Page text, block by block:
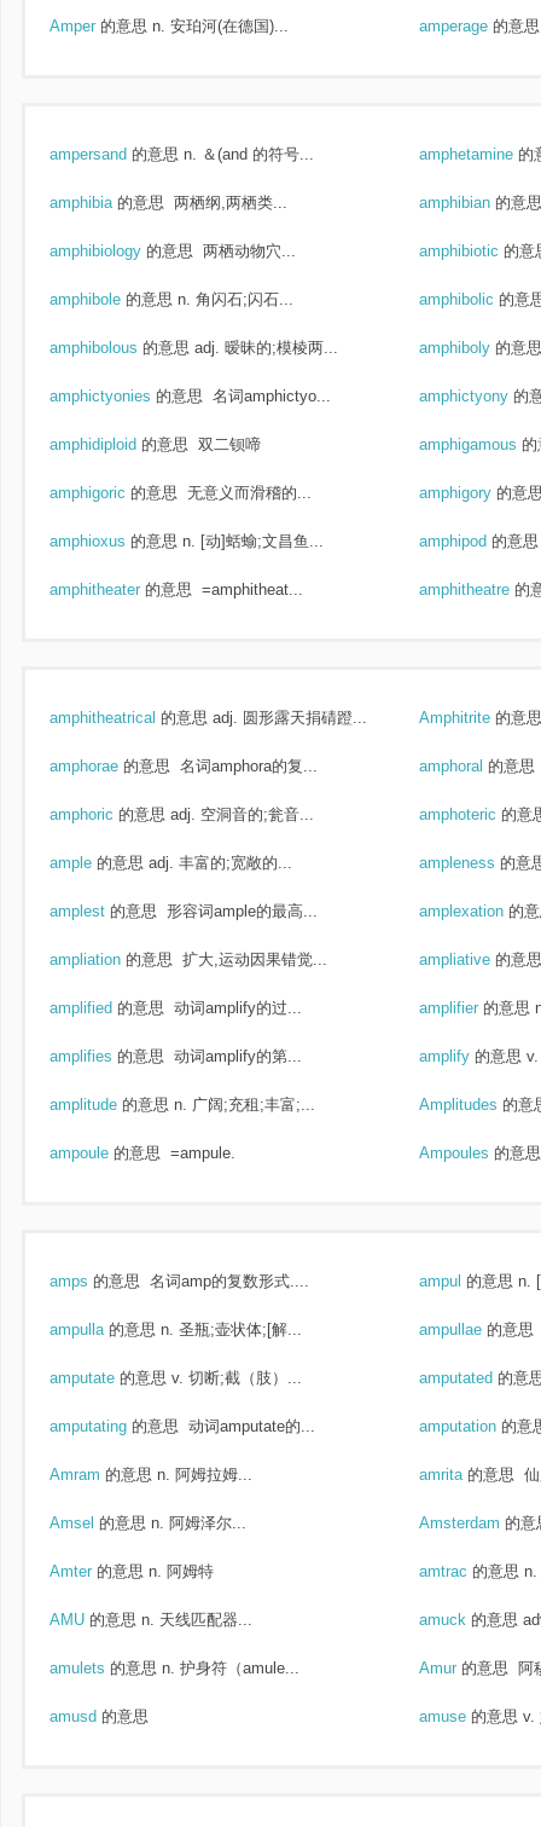
Amper 的意思 n. 安珀河(在德国)... amperage 的意思
ampersand 的意思 n. ＆(and 的符号... amphetamine 的
amphibia 的意思 两栖纲,两栖类... amphibian 的意思
amphibiology 的意思 两栖动物穴... amphibiotic 的意
amphibole 的意思 n. 角闪石;闪石... amphibolic 的意
amphibolous 的意思 adj. 暧昧的;模棱两... amphiboly 的意思
amphictyonies 的意思 名词amphictyo... amphictyony 的
amphidiploid 的意思 双二钡啼 amphigamous 的
amphigoric 的意思 无意义而滑稽的... amphigory 的意
amphioxus 的意思 n. [动]蛞蝓;文昌鱼... amphipod 的意思
amphitheater 的意思 =amphitheat... amphitheatre 的
amphitheatrical 的意思 adj. 圆形露天捐碃蹬... Amphitrite 的意思
amphorae 的意思 名词amphora的复... amphoral 的意思
amphoric 的意思 adj. 空洞音的;瓮音... amphoteric 的意
ample 的意思 adj. 丰富的;宽敞的... ampleness 的意
amplest 的意思 形容词ample的最高... amplexation 的
ampliation 的意思 扩大,运动因果错觉... ampliative 的意思
amplified 的意思 动词amplify的过... amplifier 的意思
amplifies 的意思 动词amplify的第... amplify 的意思
amplitude 的意思 n. 广阔;充租;丰富;... Amplitudes 的意
ampoule 的意思 =ampule. Ampoules 的意思
amps 的意思 名词amp的复数形式.... ampul 的意思 n.
ampulla 的意思 n. 圣瓶;壶状体;[解... ampullae 的意思
amputate 的意思 v. 切断;截（肢）... amputated 的意
amputating 的意思 动词amputate的... amputation 的意
Amram 的意思 n. 阿姆拉姆... amrita 的意思
Amsel 的意思 n. 阿姆泽尔... Amsterdam 的意
Amter 的意思 n. 阿姆特 amtrac 的意思
AMU 的意思 n. 天线匹配器... amuck 的意思
amulets 的意思 n. 护身符（amule... Amur 的意思 阿
amusd 的意思 amuse 的意思 v.